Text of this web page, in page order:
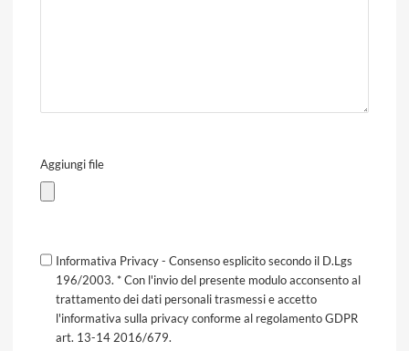
Aggiungi file
Informativa Privacy - Consenso esplicito secondo il D.Lgs
196/2003. * Con l'invio del presente modulo acconsento al
trattamento dei dati personali trasmessi e accetto
l'informativa sulla privacy conforme al regolamento GDPR
art. 13-14 2016/679.